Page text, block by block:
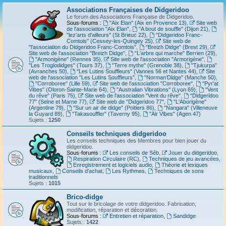
Associations Françaises de Didgeridoo
Le forum des Associations Française de Didgeridoo.
Sous-forums :
"Aix Elan" (Aix en Provence 13)
Site web
de l'association "Aix Elan"
"A bout de souffle" (Dijon 21)
"lez'arts d'ailleurs" (St Brieuc 22)
"Didgeridoo Franc-
Comtois" (Cessey-les-Quingey 25)
Site web de
"l'association du Didgeridoo Franc-Comtois"
"Breizh Didge" (Brest 29)
Site web de l'association "Breizh Didge"
"L'arbre qui marche" Berrien (29)
"Armonigène" (Rennes 35)
Site web de l'association "Armorigène",
"Les Troglodidges" (Tours 37)
"Terre mythe" (Grenoble 38)
"Tjukurpa"
(Avranches 50)
"Les Lutins Souffleurs" (Vannes 56 et Nantes 44)
Site
web de l'association "Les Lutins Souffleurs"
"Norman'Didge" (Manche 50)
"Corroboree" (Lille 59)
Site web de l'association "Corroboree",
"Pyr'at
Vibes" (Oloron-Sainte-Marie 64)
"Australian Vibrations" (Lyon 69)
"Vent
du rêve" (Paris 75)
Site web de l'association "Vent du rêve",
"Didgeridoo
77" (Seine et Marne 77)
Site web de "Didgeridoo 77",
"L'Aborigène"
(Argentine 79)
"Sur un air de didge" (Poitiers 86)
"Nangara" (Villeneuve
la Guyard 89)
"Takasouffler" (Taverny 95)
"Air Vibes" (Agen 47)
Sujets : 1250
Conseils techniques didgeridoo
Les conseils techniques des Membres pour bien jouer du
didgeridoo.
Sous-forums :
Les conseils de Séb, Jouer du didgeridoo,
Respiration Circulaire (RC)
Techniques de jeu avancées
Enregistrement et logiciels audio,
Théorie et lexiques
musicaux
Conseils d'achat, Les Rythmes
Techniques de sons
traditionnels
Sujets : 1015
Brico-didge
Tout sur le bricolage de votre didgeridoo. Fabrication,
modification, réparation et décoration.
Sous-forums :
Entretien et réparation,
Sandidge
Sujets : 1422